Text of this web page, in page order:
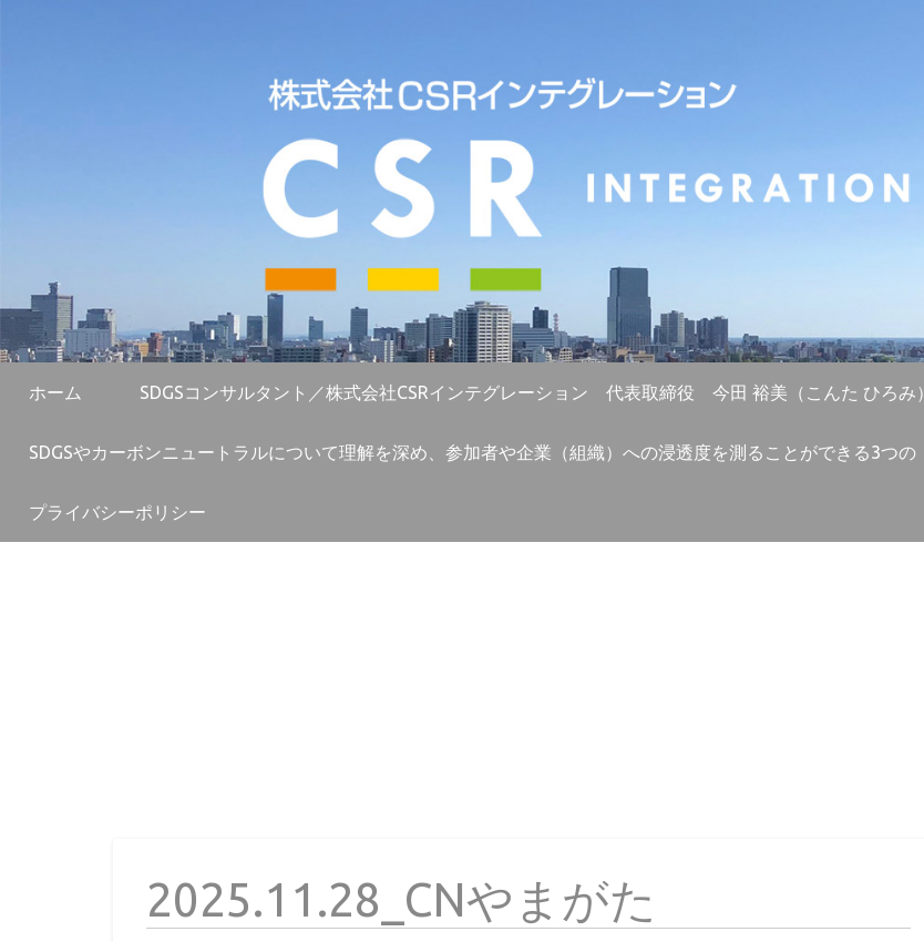
ホーム SDGSコンサルタント／株式会社CSRインテグレーション 代表取締役 今田 裕美（こんた ひろみ）
SDGSやカーボンニュートラルについて理解を深め、参加者や企業（組織）への浸透度を測ることができる3つの
プライバシーポリシー
2025.11.28_CNやまがた